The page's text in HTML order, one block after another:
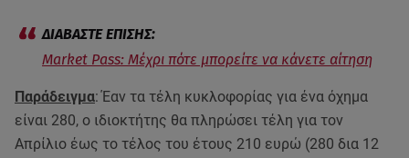
Market Pass: Μέχρι πότε μπορείτε να κάνετε αίτηση
Παράδειγμα: Έαν τα τέλη κυκλοφορίας για ένα όχημα
είναι 280, ο ιδιοκτήτης θα πληρώσει τέλη για τον
Απρίλιο έως το τέλος του έτους 210 ευρώ (280 δια 12